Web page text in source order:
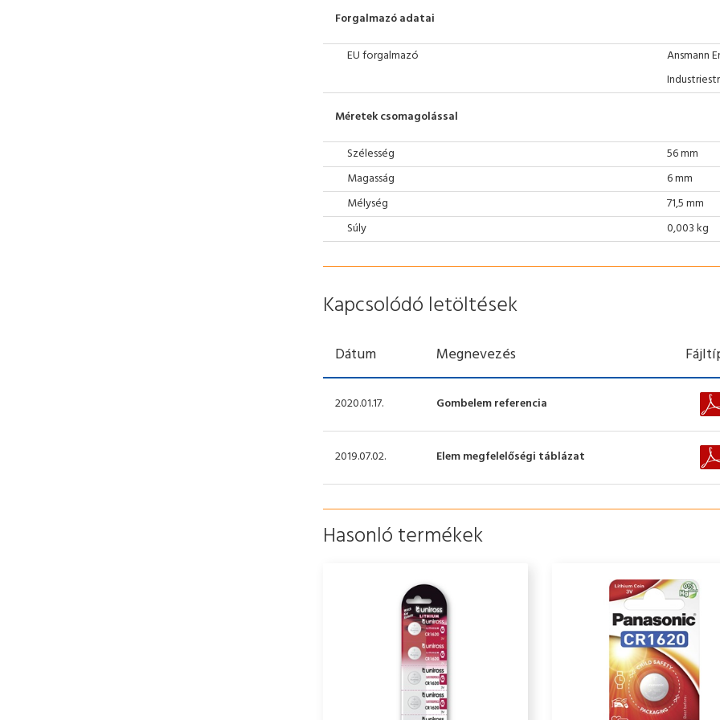
Forgalmazó adatai
EU forgalmazó
Ansmann
Méretek csomagolással
Szélesség
56 mm
Magasság
6 mm
Mélység
71,5 mm
Súly
0,003 kg
Kapcsolódó letöltések
Dátum Megnevezés
2020.01.17. Gombelem referencia
2019.07.02. Elem megfelelőségi táblázat
Hasonló termékek